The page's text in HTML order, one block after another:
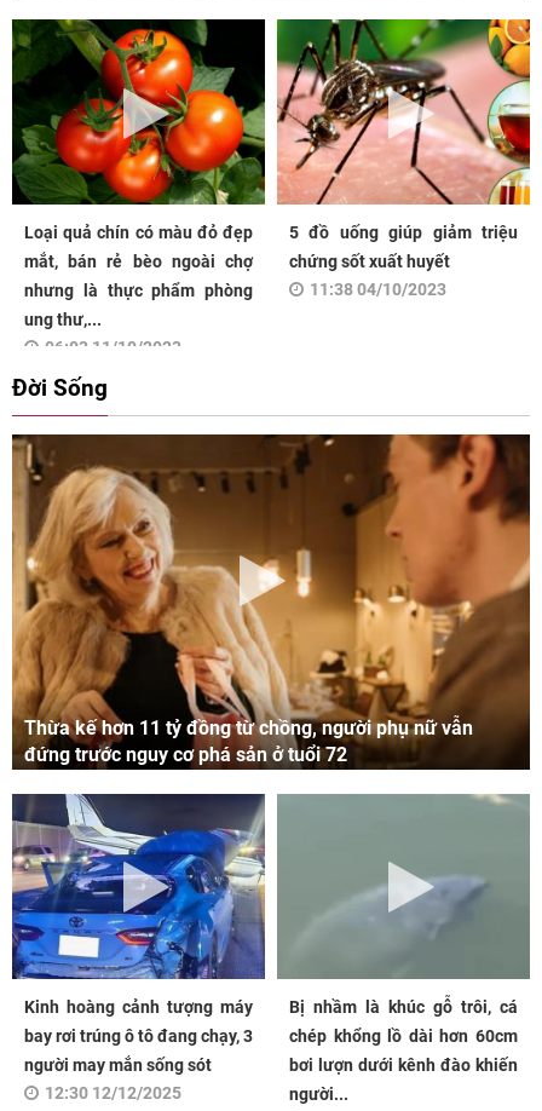
Loại quả chín có màu đỏ đẹp
mắt, bán rẻ bèo ngoài chợ
nhưng là thực phẩm phòng
ung thư,...
06:03 11/10/2023
5 đồ uống giúp giảm triệu
chứng sốt xuất huyết
11:38 04/10/2023
Đời Sống
Thừa kế hơn 11 tỷ đồng từ chồng, người phụ nữ vẫn
đứng trước nguy cơ phá sản ở tuổi 72
Kinh hoàng cảnh tượng máy
bay rơi trúng ô tô đang chạy, 3
người may mắn sống sót
12:30 12/12/2025
Bị nhầm là khúc gỗ trôi, cá
chép khổng lồ dài hơn 60cm
bơi lượn dưới kênh đào khiến
người...